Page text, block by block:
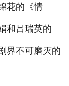
花的《情
和吕瑞英的
界不可磨灭的